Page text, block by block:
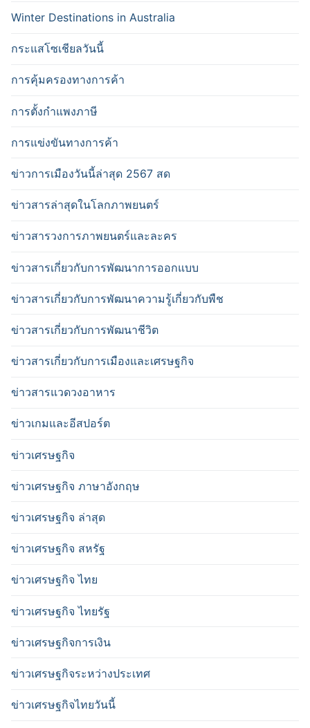
Winter Destinations in Australia
กระแสโซเชียลวันนี้
การคุ้มครองทางการค้า
การตั้งกำแพงภาษี
การแข่งขันทางการค้า
ข่าวการเมืองวันนี้ล่าสุด 2567 สด
ข่าวสารล่าสุดในโลกภาพยนตร์
ข่าวสารวงการภาพยนตร์และละคร
ข่าวสารเกี่ยวกับการพัฒนาการออกแบบ
ข่าวสารเกี่ยวกับการพัฒนาความรู้เกี่ยวกับพืช
ข่าวสารเกี่ยวกับการพัฒนาชีวิต
ข่าวสารเกี่ยวกับการเมืองและเศรษฐกิจ
ข่าวสารแวดวงอาหาร
ข่าวเกมและอีสปอร์ต
ข่าวเศรษฐกิจ
ข่าวเศรษฐกิจ ภาษาอังกฤษ
ข่าวเศรษฐกิจ ล่าสุด
ข่าวเศรษฐกิจ สหรัฐ
ข่าวเศรษฐกิจ ไทย
ข่าวเศรษฐกิจ ไทยรัฐ
ข่าวเศรษฐกิจการเงิน
ข่าวเศรษฐกิจระหว่างประเทศ
ข่าวเศรษฐกิจไทยวันนี้